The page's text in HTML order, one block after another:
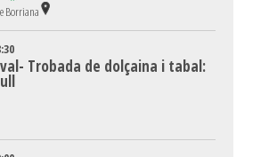
Borriana
Trobada de dolçaina i tabal: